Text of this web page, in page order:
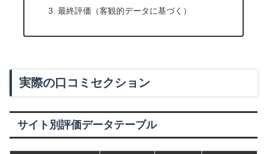
最終評価（客観的データに基づく）
実際の口コミセクション
サイト別評価データテーブル